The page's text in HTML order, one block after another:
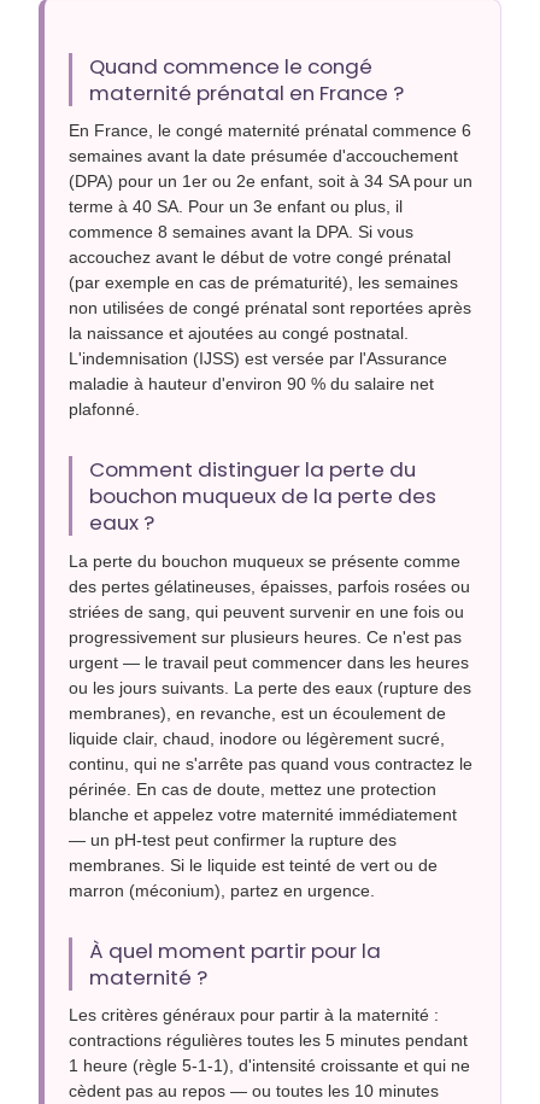
Quand commence le congé
maternité prénatal en France ?
En France, le congé maternité prénatal commence 6
semaines avant la date présumée d'accouchement
(DPA) pour un 1er ou 2e enfant, soit à 34 SA pour un
terme à 40 SA. Pour un 3e enfant ou plus, il
commence 8 semaines avant la DPA. Si vous
accouchez avant le début de votre congé prénatal
(par exemple en cas de prématurité), les semaines
non utilisées de congé prénatal sont reportées après
la naissance et ajoutées au congé postnatal.
L'indemnisation (IJSS) est versée par l'Assurance
maladie à hauteur d'environ 90 % du salaire net
plafonné.
Comment distinguer la perte du
bouchon muqueux de la perte des
eaux ?
La perte du bouchon muqueux se présente comme
des pertes gélatineuses, épaisses, parfois rosées ou
striées de sang, qui peuvent survenir en une fois ou
progressivement sur plusieurs heures. Ce n'est pas
urgent — le travail peut commencer dans les heures
ou les jours suivants. La perte des eaux (rupture des
membranes), en revanche, est un écoulement de
liquide clair, chaud, inodore ou légèrement sucré,
continu, qui ne s'arrête pas quand vous contractez le
périnée. En cas de doute, mettez une protection
blanche et appelez votre maternité immédiatement
— un pH-test peut confirmer la rupture des
membranes. Si le liquide est teinté de vert ou de
marron (méconium), partez en urgence.
À quel moment partir pour la
maternité ?
Les critères généraux pour partir à la maternité :
contractions régulières toutes les 5 minutes pendant
1 heure (règle 5-1-1), d'intensité croissante et qui ne
cèdent pas au repos — ou toutes les 10 minutes